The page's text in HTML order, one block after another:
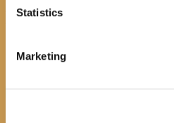
Statistics
Marketing
ravnatelja/ravnateljice Općinske knjižnice
Hrvatska sloga Gradac
April 20, 2026
calendar